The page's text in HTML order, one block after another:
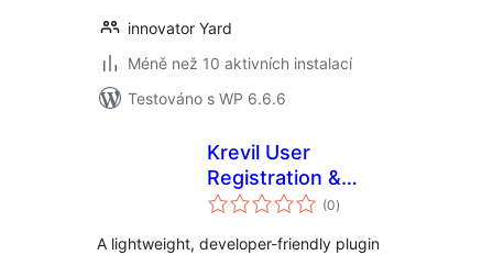
innovator Yard
Méně než 10 aktivních instalací
Testováno s WP 6.6.6
Krevil User
Registration &
Login
(0celkové
hodnocení
)
A lightweight, developer-friendly plugin